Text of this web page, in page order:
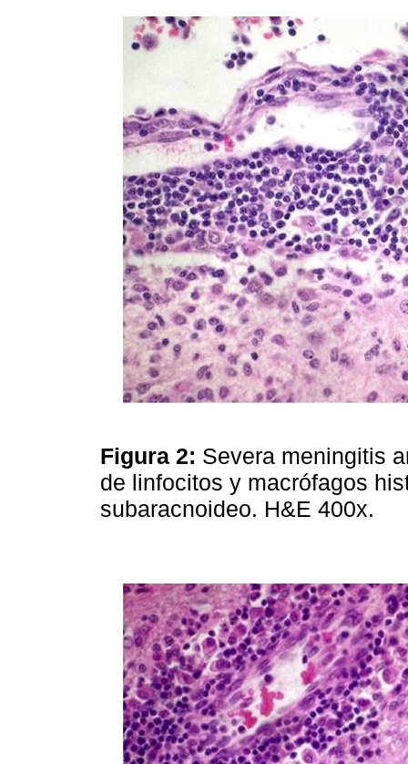
Figura 2: Severa meningitis
de linfocitos y macrófagos
subaracnoideo. H&E 400x.